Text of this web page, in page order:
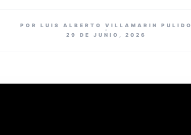
POR LUIS ALBERTO VILLAMARIN PULIDO
29 DE JUNIO, 2026